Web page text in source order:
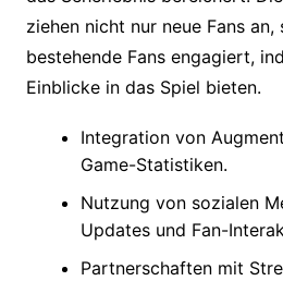
ziehen nicht nur neue Fans
bestehende Fans engagiert,
Einblicke in das Spiel bieten.
Integration von
Game-Statistiken.
Nutzung von sozialen
Updates und Fan-
Partnerschaften mit